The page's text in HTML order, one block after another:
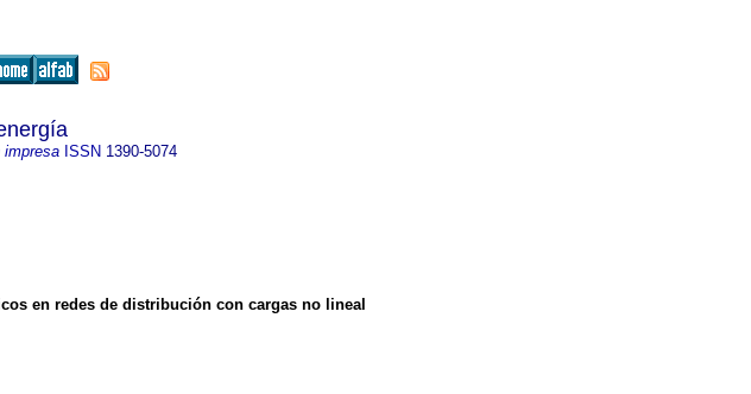
impresaISSN 1390-5074
en redes de distribución con cargas no lineal